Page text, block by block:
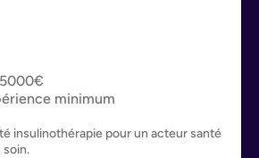
€
minimum
insulinothérapie pour un acteur santé